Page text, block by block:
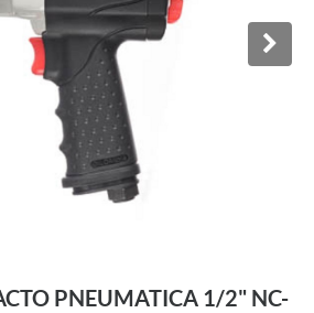
PNEUMATICA 1/2" NC-